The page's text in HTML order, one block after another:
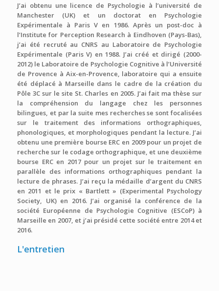
J’ai obtenu une licence de Psychologie à l’université de
Manchester (UK) et un doctorat en Psychologie
Expérimentale à Paris V en 1986. Après un post-doc à
l’Institute for Perception Research à Eindhoven (Pays-Bas),
j’ai été recruté au CNRS au Laboratoire de Psychologie
Expérimentale (Paris V) en 1988. J’ai créé et dirigé (2000-
2012) le Laboratoire de Psychologie Cognitive à l’Université
de Provence à Aix-en-Provence, laboratoire qui a ensuite
été déplacé à Marseille dans le cadre de la création du
Pôle 3C sur le site St. Charles en 2005. J’ai fait ma thèse sur
la compréhension du langage chez les personnes
bilingues, et par la suite mes recherches se sont focalisées
sur le traitement des informations orthographiques,
phonologiques, et morphologiques pendant la lecture. J’ai
obtenu une première bourse ERC en 2009 pour un projet de
recherche sur le codage orthographique, et une deuxième
bourse ERC en 2017 pour un projet sur le traitement en
parallèle des informations orthographiques pendant la
lecture de phrases. J’ai reçu la médaille d’argent du CNRS
en 2011 et le prix « Bartlett » (Experimental Psychology
Society, UK) en 2016. J’ai organisé la conférence de la
société Européenne de Psychologie Cognitive (ESCoP) à
Marseille en 2007, et j’ai présidé cette société entre 2014 et
2016.
L'entretien